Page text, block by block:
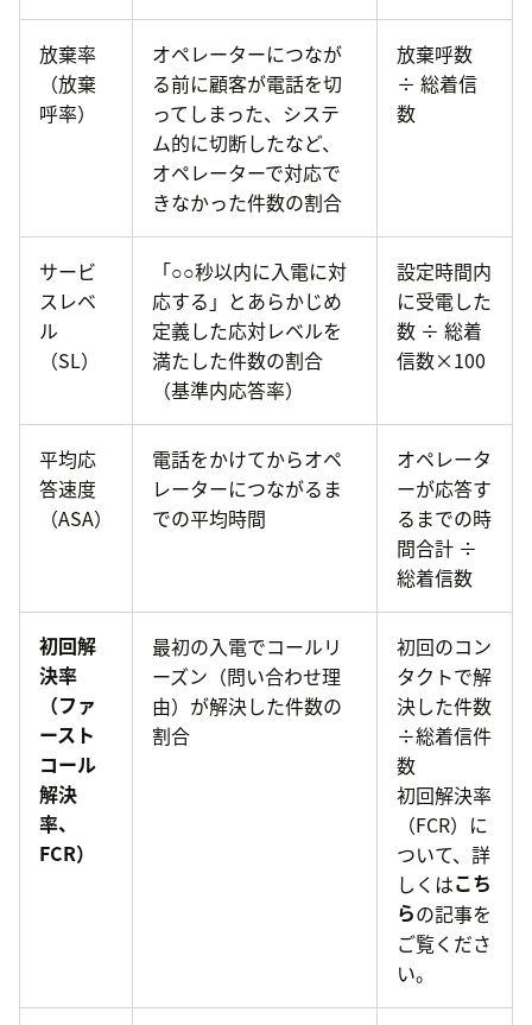
放棄率
（放棄
呼率）
オペレーターにつなが
る前に顧客が電話を切
ってしまった、システ
ム的に切断したなど、
オペレーターで対応で
きなかった件数の割合
放棄呼数
÷ 総着信
数
サービ
スレベ
ル
（SL）
「○○秒以内に入電に対
応する」とあらかじめ
定義した応対レベルを
満たした件数の割合
（基準内応答率）
設定時間内
に受電した
数 ÷ 総着
信数×100
平均応
答速度
（ASA）
電話をかけてからオペ
レーターにつながるま
での平均時間
オペレータ
ーが応答す
るまでの時
間合計 ÷
総着信数
初回解
決率
（ファ
ースト
コール
解決
率、
FCR）
最初の入電でコールリ
ーズン（問い合わせ理
由）が解決した件数の
割合
初回のコン
タクトで解
決した件数
÷総着信件
数
初回解決率
（FCR）に
ついて、詳
しくはこち
らの記事を
ご覧くださ
い。